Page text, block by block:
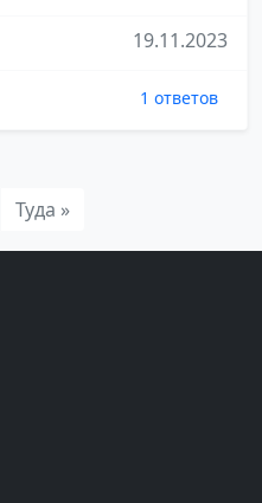
19.11.2023
1 ответов
Туда »